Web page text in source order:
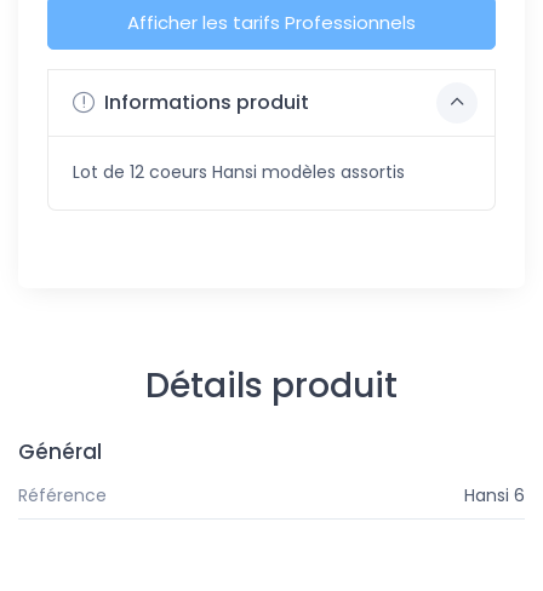
Afficher les tarifs Professionnels
Informations produit
Lot de 12 coeurs Hansi modèles assortis
Détails produit
Général
Référence Hansi 6